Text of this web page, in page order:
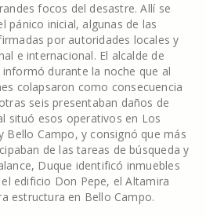
focos del desastre. Allí se
pánico inicial, algunas de las
por autoridades locales y
e internacional. El alcalde de
durante la noche que al
colapsaron como consecuencia
seis presentaban daños de
situó esos operativos en Los
Bello Campo, y consignó que más
de las tareas de búsqueda y
Duque identificó inmuebles
edificio Don Pepe, el Altamira
estructura en Bello Campo.